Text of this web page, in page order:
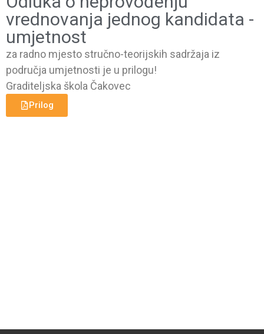
vrednovanja jednog kandidata -
umjetnost
za radno mjesto stručno-teorijskih sadržaja iz
područja umjetnosti je u prilogu!
Graditeljska škola Čakovec
Prilog